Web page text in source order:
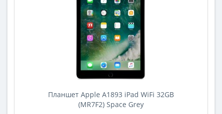
Планшет Apple A1893 iPad WiFi 32GB
(MR7F2) Space Grey